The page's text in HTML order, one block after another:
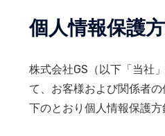
個人情報保護
株式会社GS（以下「当社
て、お客様および関係者
下のとおり個人情報保護